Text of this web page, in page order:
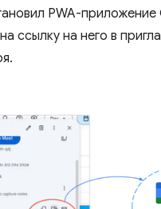
PWA-
ссылку на него в